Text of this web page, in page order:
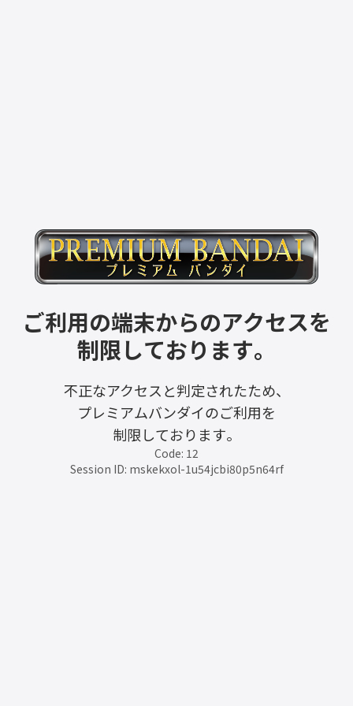
ご利用の端末からのアクセスを
制限しております。
不正なアクセスと判定されたため、
プレミアムバンダイのご利用を
制限しております。
Code: 12
Session ID: mskekxol-1u54jcbi80p5n64rf